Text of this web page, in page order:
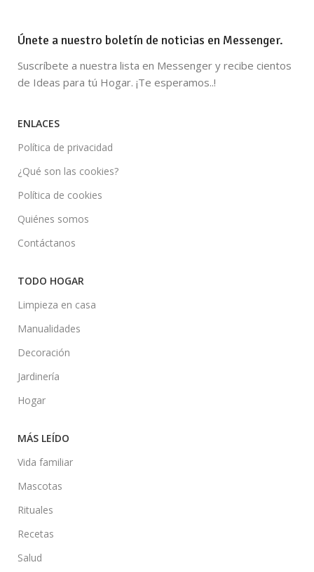
Únete a nuestro boletín de noticias en Messenger.
Suscríbete a nuestra lista en Messenger y recibe cientos
de Ideas para tú Hogar. ¡Te esperamos..!
ENLACES
Política de privacidad
¿Qué son las cookies?
Política de cookies
Quiénes somos
Contáctanos
TODO HOGAR
Limpieza en casa
Manualidades
Decoración
Jardinería
Hogar
MÁS LEÍDO
Vida familiar
Mascotas
Rituales
Recetas
Salud